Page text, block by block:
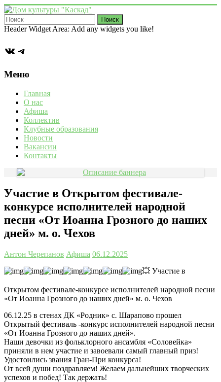
Перейти
к
содержимому
Дом
"Каскад"
Учреждение
культуры
деревне
Васькино
городского
округа
Чехов
Header Widget Area: Add any widgets you like!
ВКонтакте
Telegram
Меню
Главная
О нас
Афиша
Коллектив
Клубные образования
Новости
Вакансии
Контакты
Участие в Открытом фестивале-
конкурсе исполнителей народной
песни «От Иоанна Грозного до наших
дней» м. о. Чехов
Антон Черепанов Афиша 06.12.2025
💥 Участие в
Открытом фестивале-конкурсе исполнителей народной песни
«От Иоанна Грозного до наших дней» м. о. Чехов
06.12.25 в стенах ДК «Родник» с. Шарапово прошел
Открытый фестиваль -конкурс исполнителей народной песни
«От Иоанна Грозного до наших дней».
Наши девочки из фольклорного ансамбля «Соловейка»
приняли в нем участие и завоевали самый главный приз!
Удостоились звания Гран-При конкурса!
От всей души поздравляем! Желаем дальнейших творческих
успехов и побед! Так держать!